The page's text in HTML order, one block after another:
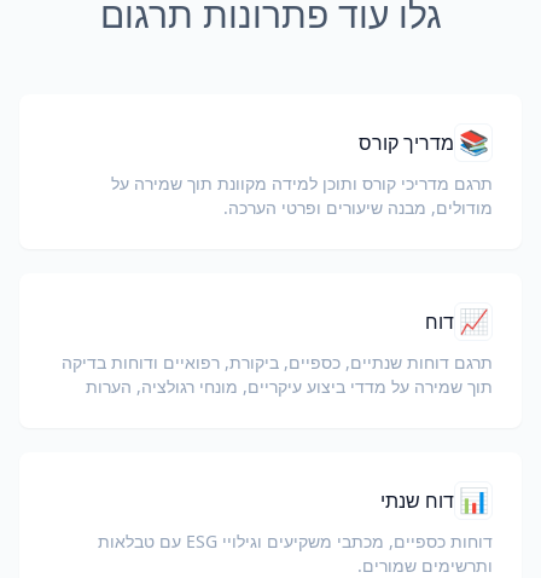
גלו עוד פתרונות תרגום
📚 מדריך קורס
תרגם מדריכי קורס ותוכן למידה מקוונת תוך שמירה על
מודולים, מבנה שיעורים ופרטי הערכה.
📈 דוח
תרגם דוחות שנתיים, כספיים, ביקורת, רפואיים ודוחות בדיקה
תוך שמירה על מדדי ביצוע עיקריים, מונחי רגולציה, הערות
📊 דוח שנתי
דוחות כספיים, מכתבי משקיעים וגילויי ESG עם טבלאות
ותרשימים שמורים.